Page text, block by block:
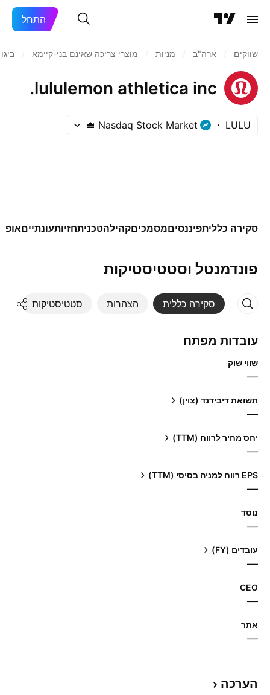
התחל
שווקים ארה"ב‏ מניות‏ מוצרי צריכה שאינם בני-קיימא
lululemon athletica inc.
LULU
Nasdaq Stock Market
סקירה כלליתפיננסיםמסמכיםקהילהטכניתחזיותעונתיים
פונדמנטל וסטטיסטיקות
סקירה כללית הצהרות סטטיסטיקות
עובדות מפתח
שווי שוק
—
תשואת דיבידנד (צוין)
—
יחס מחיר לרווח (TTM)
—
EPS רווח למניה בסיסי (TTM)
—
נוסד
—
עובדים (FY)
—
CEO
—
אתר‏
—
הערכה